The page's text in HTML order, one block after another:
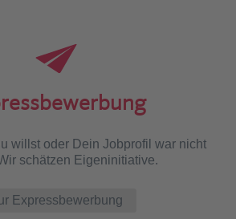
willst oder Dein Jobprofil war nicht
schätzen Eigeninitiative.
Expressbewerbung